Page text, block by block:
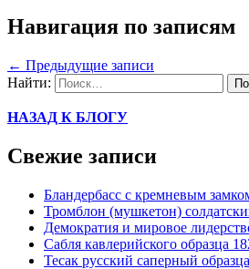
Навигация по записям
← Предыдущие записи
Найти:
НАЗАД К БЛОГУ
Свежие записи
Бландербасс с кремневым
Тромблон (мушкетон)
Демократия и мировое
Сабля кавлерийского образца
Тесак русский саперный